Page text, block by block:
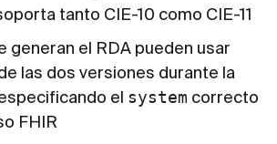
tanto CIE-10 como CIE-11
generan el RDA pueden usar
las dos versiones durante la
el system correcto
FHIR